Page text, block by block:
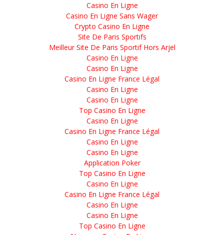
Casino En Ligne
Casino En Ligne Sans Wager
Crypto Casino En Ligne
Site De Paris Sportifs
Meilleur Site De Paris Sportif Hors Arjel
Casino En Ligne
Casino En Ligne
Casino En Ligne France Légal
Casino En Ligne
Casino En Ligne
Top Casino En Ligne
Casino En Ligne
Casino En Ligne France Légal
Casino En Ligne
Casino En Ligne
Application Poker
Top Casino En Ligne
Casino En Ligne
Casino En Ligne France Légal
Casino En Ligne
Casino En Ligne
Top Casino En Ligne